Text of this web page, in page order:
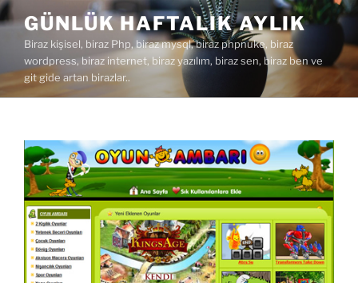
İçeriğe
geç
GÜNLÜK HAFTALIK AYLIK
Biraz kişisel, biraz Php, biraz mysql, biraz phpnuke, biraz
wordpress, biraz internet, biraz yazılım, biraz sen, biraz ben ve
git gide artan birazlar..